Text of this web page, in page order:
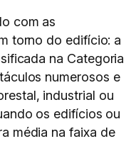
com as
torno do edifício: a
na Categoria
numerosos e
industrial ou
os edifícios ou
média na faixa de